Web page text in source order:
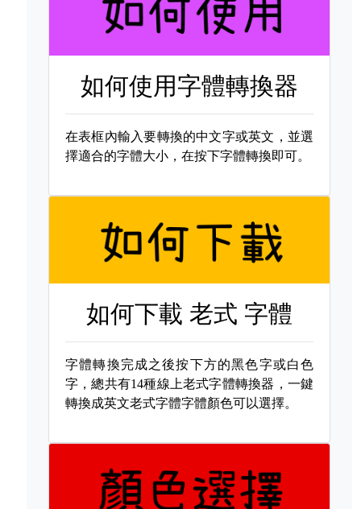
如何使用字體轉換器
在表框內輸入要轉換的中文字或英文，並選
擇適合的字體大小，在按下字體轉換即可。
如何下載老式 字體
字體轉換完成之後按下方的黑色字或白色
字，總共有14種線上老式字體轉換器，一鍵
轉換成英文老式字體字體顏色可以選擇。